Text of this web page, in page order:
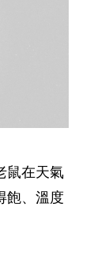
鼠在天氣
飽、溫度